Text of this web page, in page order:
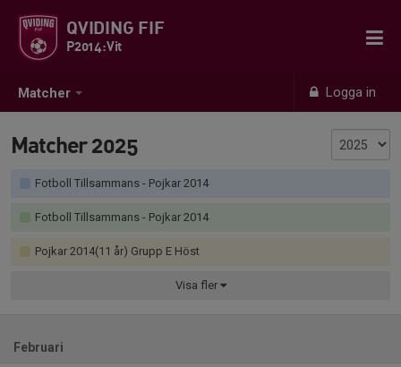
Matcher Logga in
QVIDING FIF
P2014:Vit
Matcher 2025
Fotboll Tillsammans - Pojkar 2014
Fotboll Tillsammans - Pojkar 2014
Pojkar 2014(11 år) Grupp E Höst
Visa fler
Februari